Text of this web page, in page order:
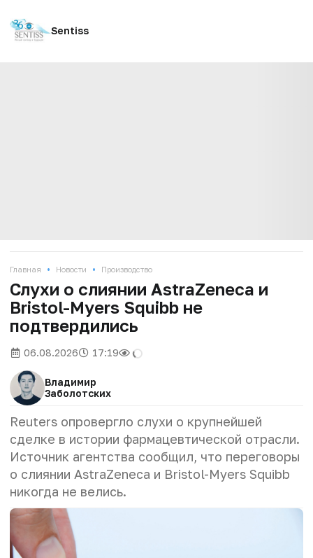
Sentiss
Главная • Новости • Производство
Слухи о слиянии AstraZeneca и
Bristol-Myers Squibb не
подтвердились
06.08.2026 17:19
Владимир
Заболотских
Reuters опровергло слухи о крупнейшей
сделке в истории фармацевтической отрасли.
Источник агентства сообщил, что переговоры
о слиянии AstraZeneca и Bristol-Myers Squibb
никогда не велись.